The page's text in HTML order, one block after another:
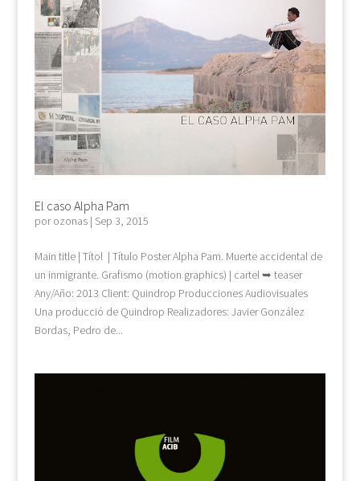
El caso Alpha Pam
porozonas| Sep 3, 2015
Main title | Títol | Título Poster Alpha Pam. Muerte accidental de
un inmigrante. Grafismo (motion graphics) | cartel ➥ teaser
Any/Año: 2013 Client: Quindrop Producciones Audiovisuales
Una producció de Quindrop Realizadores: Javier González
Bordas, Pedro de...